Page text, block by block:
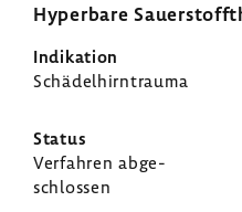
Hyper­bare
Schä­del­hirn­trauma
Verfahren abge­
schlossen